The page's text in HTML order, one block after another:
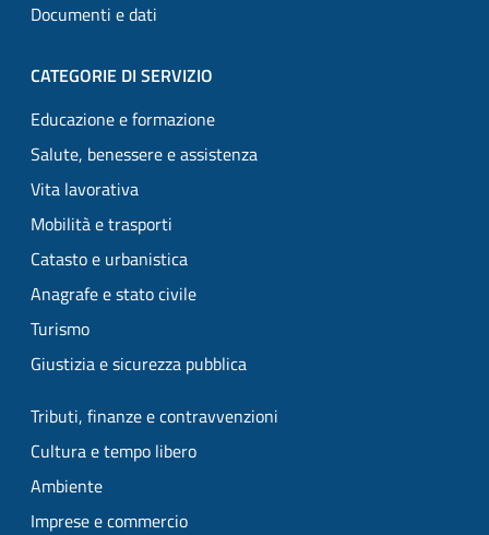
Documenti e dati
CATEGORIE DI SERVIZIO
Educazione e formazione
Salute, benessere e assistenza
Vita lavorativa
Mobilità e trasporti
Catasto e urbanistica
Anagrafe e stato civile
Turismo
Giustizia e sicurezza pubblica
Tributi, finanze e contravvenzioni
Cultura e tempo libero
Ambiente
Imprese e commercio